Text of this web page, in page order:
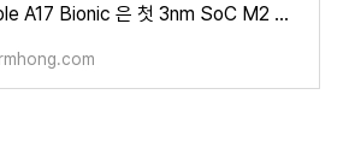
Apple A17 Bionic 은 첫 3nm SoC M2 품보다 약간 느리다?